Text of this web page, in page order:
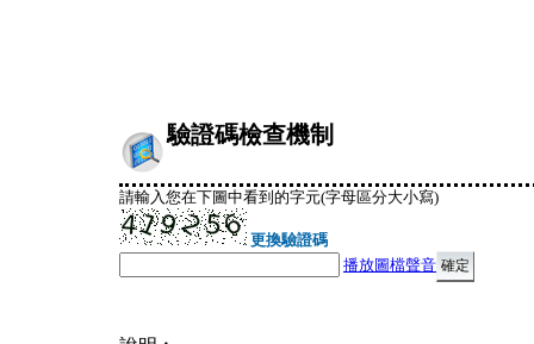
驗證碼檢查機制
請輸入您在下圖中看到的字元(字母區分大小寫)
更換驗證碼
播放圖檔聲音